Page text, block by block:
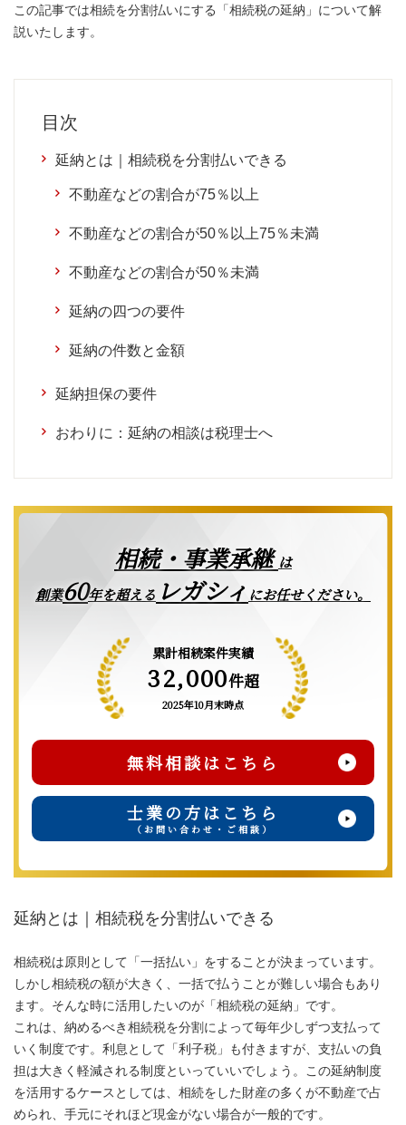
この記事では相続を分割払いにする「相続税の延納」について解
説いたします。
目次
延納とは｜相続税を分割払いできる
不動産などの割合が75％以上
不動産などの割合が50％以上75％未満
不動産などの割合が50％未満
延納の四つの要件
延納の件数と金額
延納担保の要件
おわりに：延納の相談は税理士へ
相続・事業承継は
創業60年を超える レガシィ にお任せください。
累計相続案件実績
32,000件超
2025年10月末時点
無料相談はこちら
士業の方はこちら
（お問い合わせ・ご相談）
延納とは｜相続税を分割払いできる
相続税は原則として「一括払い」をすることが決まっています。
しかし相続税の額が大きく、一括で払うことが難しい場合もあり
ます。そんな時に活用したいのが「相続税の延納」です。
これは、納めるべき相続税を分割によって毎年少しずつ支払って
いく制度です。利息として「利子税」も付きますが、支払いの負
担は大きく軽減される制度といっていいでしょう。この延納制度
を活用するケースとしては、相続をした財産の多くが不動産で占
められ、手元にそれほど現金がない場合が一般的です。